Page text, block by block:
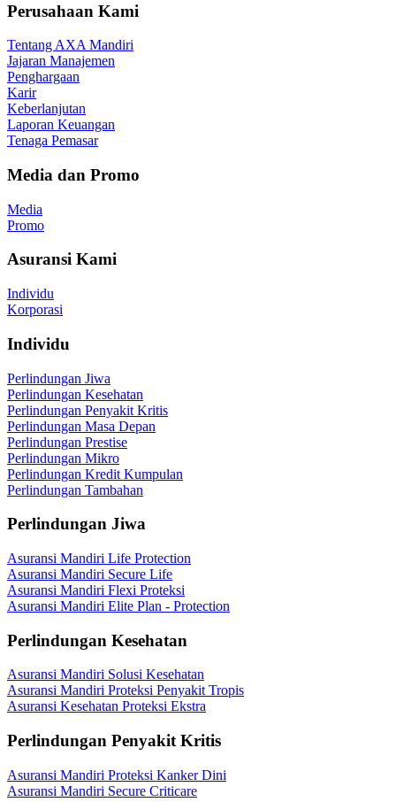
Perusahaan Kami
Tentang AXA Mandiri
Jajaran Manajemen
Penghargaan
Karir
Keberlanjutan
Laporan Keuangan
Tenaga Pemasar
Media dan Promo
Media
Promo
Asuransi Kami
Individu
Korporasi
Individu
Perlindungan Jiwa
Perlindungan Kesehatan
Perlindungan Penyakit Kritis
Perlindungan Masa Depan
Perlindungan Prestise
Perlindungan Mikro
Perlindungan Kredit Kumpulan
Perlindungan Tambahan
Perlindungan Jiwa
Asuransi Mandiri Life Protection
Asuransi Mandiri Secure Life
Asuransi Mandiri Flexi Proteksi
Asuransi Mandiri Elite Plan - Protection
Perlindungan Kesehatan
Asuransi Mandiri Solusi Kesehatan
Asuransi Mandiri Proteksi Penyakit Tropis
Asuransi Kesehatan Proteksi Ekstra
Perlindungan Penyakit Kritis
Asuransi Mandiri Proteksi Kanker Dini
Asuransi Mandiri Secure Criticare